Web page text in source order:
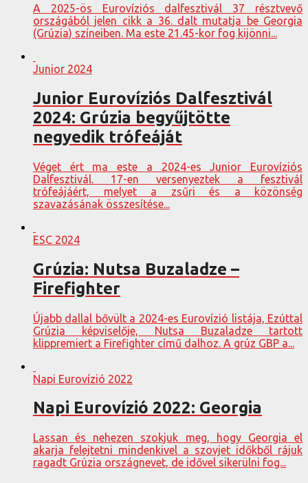
A 2025-ös Eurovíziós dalfesztivál 37 résztvevő
országából jelen cikk a 36. dalt mutatja be Georgia
(Grúzia) színeiben. Ma este 21.45-kor fog kijönni...
Junior 2024
Junior Eurovíziós Dalfesztivál
2024: Grúzia begyűjtötte
negyedik trófeáját
Véget ért ma este a 2024-es Junior Eurovíziós
Dalfesztivál. 17-en versenyeztek a fesztivál
trófeájáért, melyet a zsűri és a közönség
szavazásának összesítése...
ESC 2024
Grúzia: Nutsa Buzaladze –
Firefighter
Újabb dallal bővült a 2024-es Eurovízió listája, Ezúttal
Grúzia képviselője, Nutsa Buzaladze tartott
klippremiert a Firefighter című dalhoz. A grúz GBP a...
Napi Eurovízió 2022
Napi Eurovízió 2022: Georgia
Lassan és nehezen szokjuk meg, hogy Georgia el
akarja felejtetni mindenkivel a szovjet időkből rájuk
ragadt Grúzia országnevet, de idővel sikerülni fog...